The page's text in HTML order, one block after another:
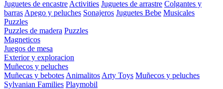
Juguetes de encastre Activities Juguetes de arrastre Colgantes y
barras Apego y peluches Sonajeros Juguetes Bebe Musicales
Puzzles
Puzzles de madera Puzzles
Magneticos
Juegos de mesa
Exterior y exploracion
Muñecos y peluches
Muñecas y bebotes Animalitos Arty Toys Muñecos y peluches
Sylvanian Families Playmobil